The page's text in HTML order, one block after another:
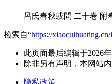
呂氏春秋或問 二十卷 附
检索自“https://
此页面最后编辑于2026年
除非另有声明，本网站
隐私政策